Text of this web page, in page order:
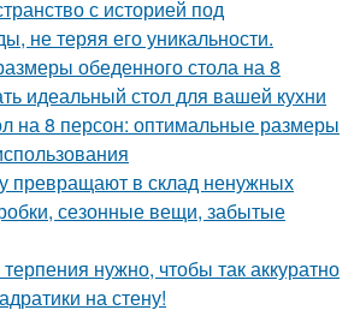
с историей под
не теряя его уникальности.
обеденного стола на 8
идеальный стол для вашей кухни
на 8 персон: оптимальные размеры
превращают в склад ненужных
сезонные вещи, забытые
нужно, чтобы так аккуратно
на стену!